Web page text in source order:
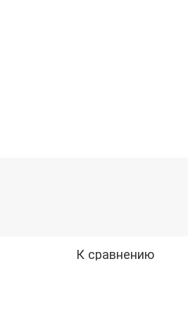
К сравнению